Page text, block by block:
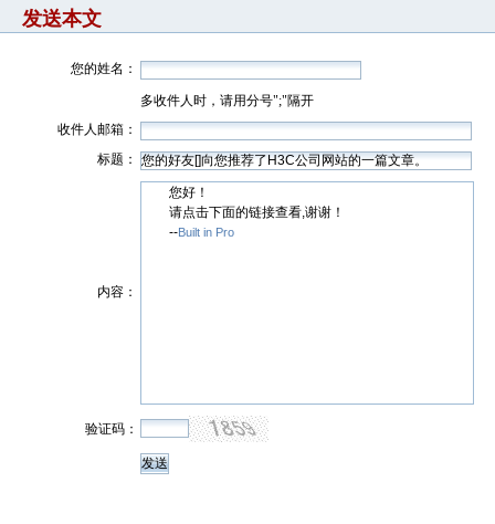
发送本文
您的姓名：
多收件人时，请用分号";"隔开
收件人邮箱：
标题：
内容：
您好！
请点击下面的链接查看,谢谢！
--Built in Pro
验证码：